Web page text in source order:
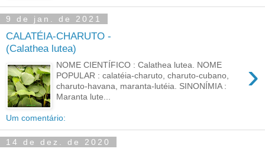
9 de jan. de 2021
CALATÉIA-CHARUTO -
(Calathea lutea)
›
NOME CIENTÍFICO : Calathea lutea. NOME
POPULAR : calatéia-charuto, charuto-cubano,
charuto-havana, maranta-lutéia. SINONÍMIA :
Maranta lute...
Um comentário:
14 de dez. de 2020